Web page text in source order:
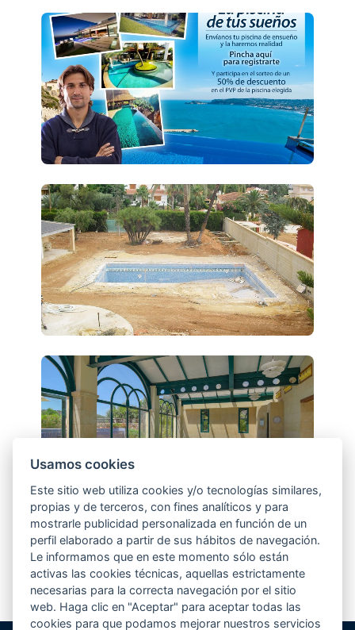
Usamos cookies
Este sitio web utiliza cookies y/o tecnologías similares,
propias y de terceros, con fines analíticos y para
mostrarle publicidad personalizada en función de un
perfil elaborado a partir de sus hábitos de navegación.
Le informamos que en este momento sólo están
activas las cookies técnicas, aquellas estrictamente
necesarias para la correcta navegación por el sitio
web. Haga clic en "Aceptar" para aceptar todas las
cookies para que podamos mejorar nuestros servicios